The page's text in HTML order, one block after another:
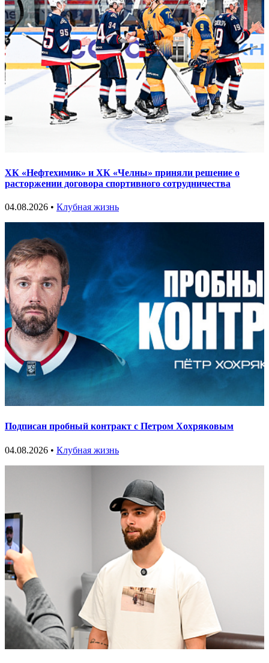
ХК «Нефтехимик» и ХК «Челны» приняли решение о
расторжении договора спортивного сотрудничества
04.08.2026 • Клубная жизнь
Подписан пробный контракт с Петром Хохряковым
04.08.2026 • Клубная жизнь